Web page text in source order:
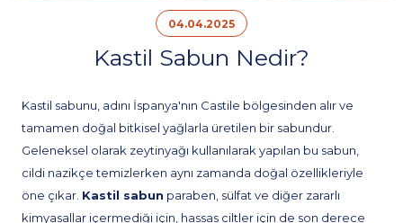
04.04.2025
Kastil Sabun Nedir?
Kastil sabunu, adını İspanya'nın Castile bölgesinden alır ve
tamamen doğal bitkisel yağlarla üretilen bir sabundur.
Geleneksel olarak zeytinyağı kullanılarak yapılan bu sabun,
cildi nazikçe temizlerken aynı zamanda doğal özellikleriyle
öne çıkar. Kastil sabun paraben, sülfat ve diğer zararlı
kimyasallar içermediği için, hassas ciltler için de son derece